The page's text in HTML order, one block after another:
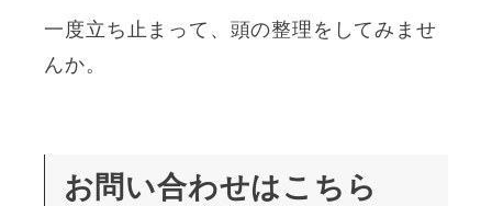
一度立ち止まって、頭の整理をしてみませ
んか。
お問い合わせはこちら